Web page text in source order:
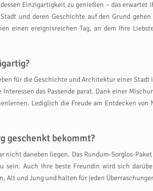
Einzigartigkeit zu genießen – das erwartet
und deren Geschichte auf den Grund
einen ereignisreichen Tag, an dem Ihre
für die Geschichte und Architektur einer Stadt
das Passende parat. Dank einer
Lediglich die Freude am Entdecken von
geschenkt bekommt?
daneben liegen. Das Rundum-Sorglos-
Auch Ihre beste Freundin wird sich
Alt und Jung und halten für jeden